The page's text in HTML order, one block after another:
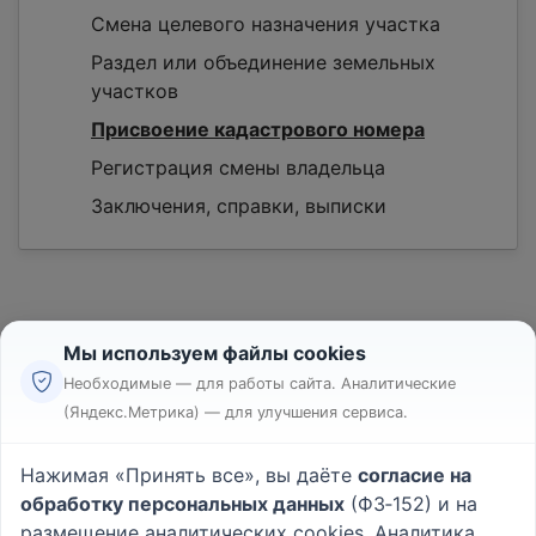
Смена целевого назначения участка
Раздел или объединение земельных
участков
Присвоение кадастрового номера
Регистрация смены владельца
Заключения, справки, выписки
Реклама
Пользовательское соглашение
Политика конфиденциальности
Мы используем файлы cookies
Необходимые — для работы сайта. Аналитические
(Яндекс.Метрика) — для улучшения сервиса.
Нажимая «Принять все», вы даёте согласие на
обработку персональных данных (ФЗ‑152) и на